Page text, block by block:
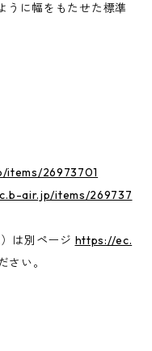
うに幅をもたせた標準
26973701
air.jp/items/269737
は別ページ https://ec.
さい。